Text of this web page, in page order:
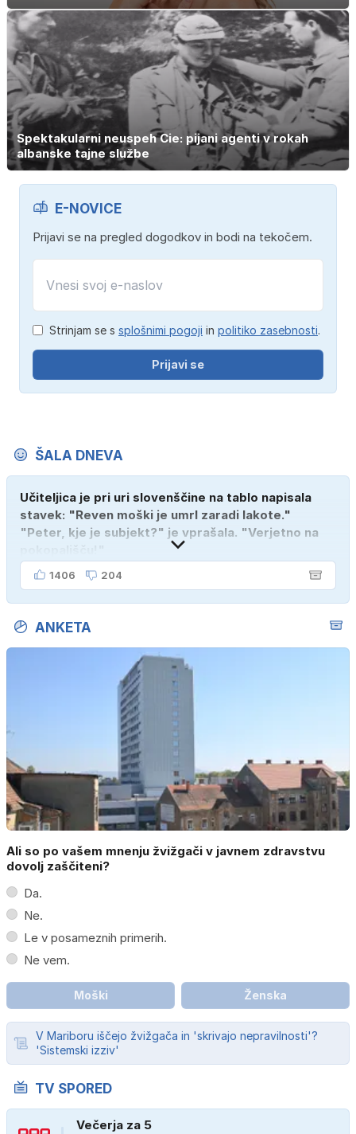
Spektakularni neuspeh Cie: pijani agenti v rokah
albanske tajne službe
E-NOVICE
Prijavi se na pregled dogodkov in bodi na tekočem.
Strinjam se s splošnimi pogoji in politiko zasebnosti.
Prijavi se
ŠALA DNEVA
Učiteljica je pri uri slovenščine na tablo napisala
stavek: "Reven moški je umrl zaradi lakote."
"Peter, kje je subjekt?" je vprašala. "Verjetno na
1406 204
ANKETA
Ali so po vašem mnenju žvižgači v javnem zdravstvu
dovolj zaščiteni?
Da.
Ne.
Le v posameznih primerih.
Ne vem.
Moški Ženska
V Mariboru iščejo žvižgača in 'skrivajo nepravilnosti'?
'Sistemski izziv'
TV SPORED
Večerja za 5